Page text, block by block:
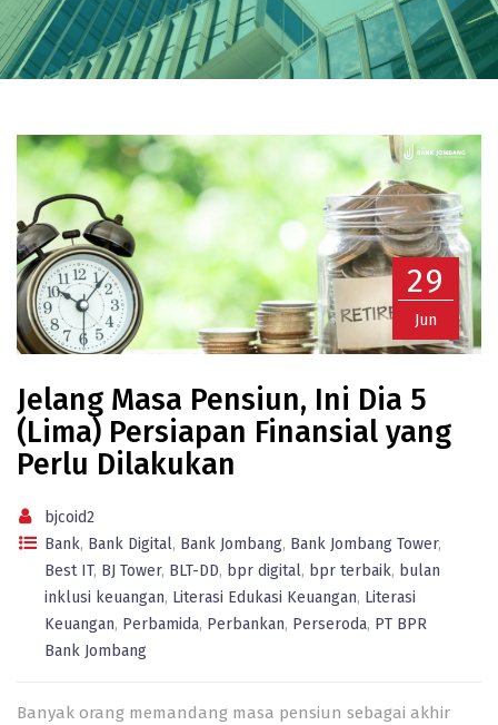
29
Jun
Jelang Masa Pensiun, Ini Dia 5
(Lima) Persiapan Finansial yang
Perlu Dilakukan
bjcoid2
Bank, Bank Digital, Bank Jombang, Bank Jombang Tower,
Best IT, BJ Tower, BLT-DD, bpr digital, bpr terbaik, bulan
inklusi keuangan, Literasi Edukasi Keuangan, Literasi
Keuangan, Perbamida, Perbankan, Perseroda, PT BPR
Bank Jombang
Banyak orang memandang masa pensiun sebagai akhir